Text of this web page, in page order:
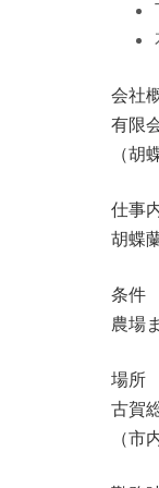
会社
有限
（胡
仕事
胡蝶
条件
農場
場所
古賀
（市